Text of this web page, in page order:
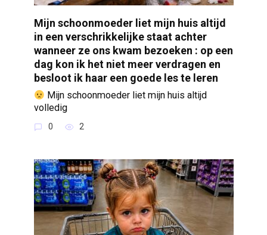
Mijn schoonmoeder liet mijn huis altijd
in een verschrikkelijke staat achter
wanneer ze ons kwam bezoeken : op een
dag kon ik het niet meer verdragen en
besloot ik haar een goede les te leren
Mijn schoonmoeder liet mijn huis altijd
volledig
0 2